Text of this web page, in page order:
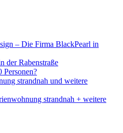
– Die Firma BlackPearl in
der Rabenstraße
Personen?
strandnah und weitere
strandnah + weitere